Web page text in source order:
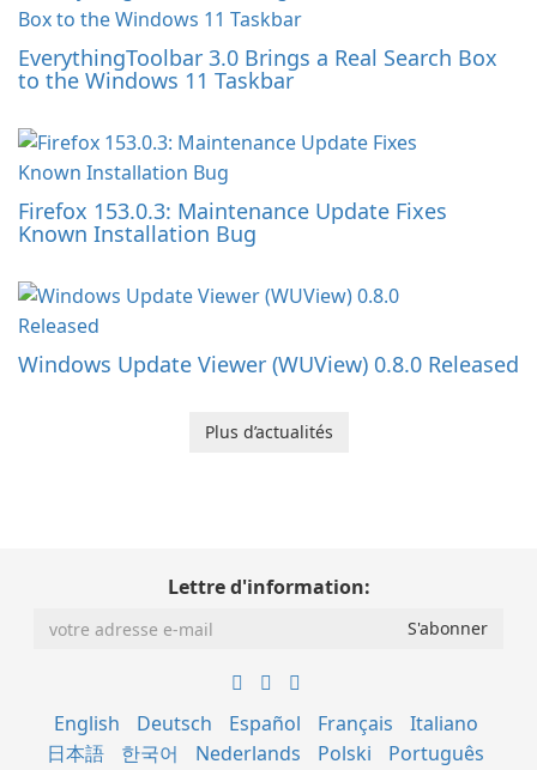
EverythingToolbar 3.0 Brings a Real Search Box
to the Windows 11 Taskbar
Firefox 153.0.3: Maintenance Update Fixes
Known Installation Bug
Windows Update Viewer (WUView) 0.8.0 Released
Plus d’actualités
Lettre d'information:
English Deutsch Español Français
Italiano
日本語
한국어 Nederlands Polski
Português